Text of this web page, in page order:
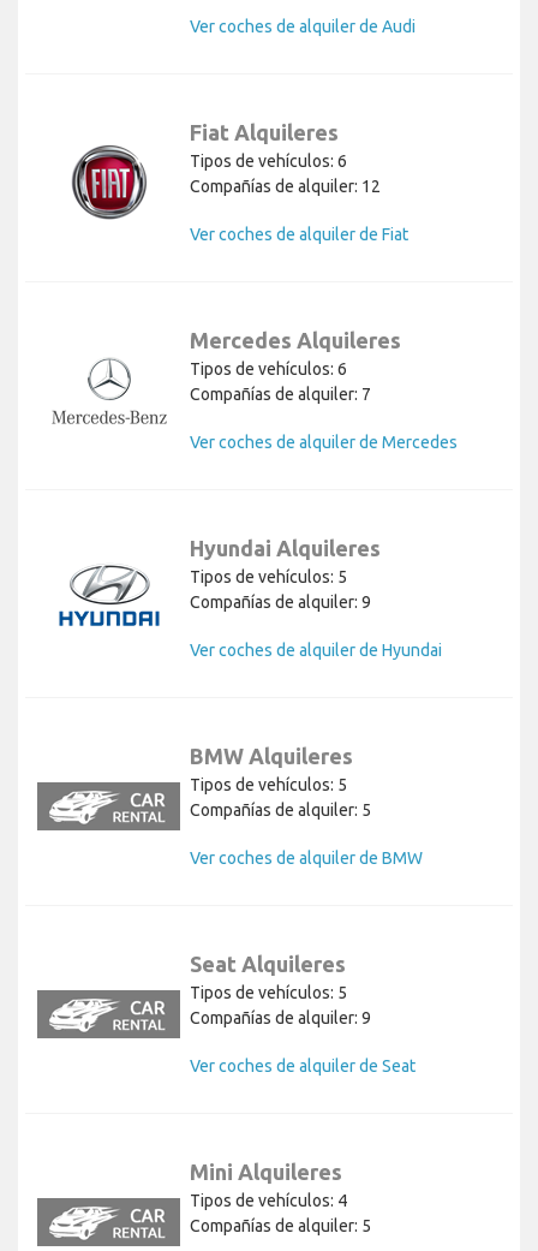
Ver coches de alquiler de Audi
Fiat Alquileres
Tipos de vehículos: 6
Compañías de alquiler: 12
Ver coches de alquiler de Fiat
Mercedes Alquileres
Tipos de vehículos: 6
Compañías de alquiler: 7
Ver coches de alquiler de Mercedes
Hyundai Alquileres
Tipos de vehículos: 5
Compañías de alquiler: 9
Ver coches de alquiler de Hyundai
BMW Alquileres
Tipos de vehículos: 5
Compañías de alquiler: 5
Ver coches de alquiler de BMW
Seat Alquileres
Tipos de vehículos: 5
Compañías de alquiler: 9
Ver coches de alquiler de Seat
Mini Alquileres
Tipos de vehículos: 4
Compañías de alquiler: 5